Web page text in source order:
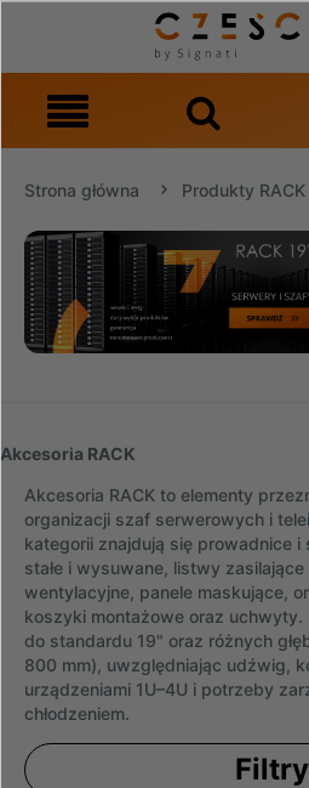
Strona główna Produkty RACK
Akcesoria RACK
Akcesoria RACK to elementy
organizacji szaf serwerowych i
kategorii znajdują się prowadnice i
stałe i wysuwane, listwy zasilające
wentylacyjne, panele maskujące,
koszyki montażowe oraz
do standardu 19" oraz różnych
800 mm), uwzględniając udźwig,
urządzeniami 1U–4U i potrzeby
chłodzeniem.
Filtry